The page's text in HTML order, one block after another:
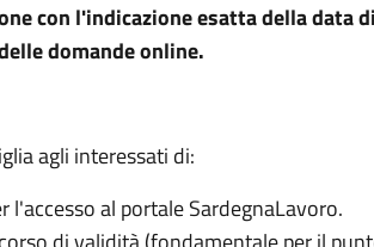
con l'indicazione esatta della data di
domande online.
agli interessati di:
l'accesso al portale SardegnaLavoro.